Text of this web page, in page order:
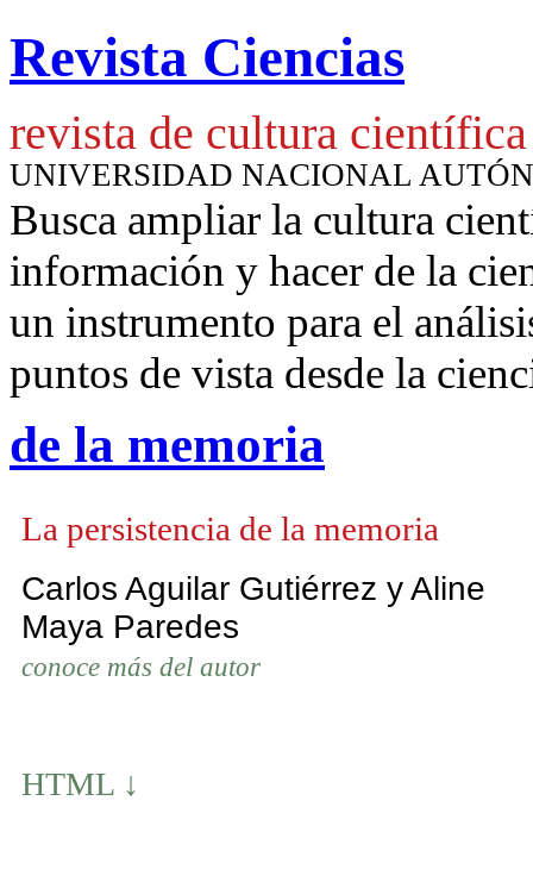
Revista Ciencias
revista de cultura científica
UNIVERSIDAD NACIONAL
Busca ampliar la cultura
información y hacer de la
un instrumento para el
puntos de vista desde la
de la memoria
La persistencia de la memoria
Carlos Aguilar Gutiérrez y Aline
Maya Paredes
conoce más del autor
HTML ↓